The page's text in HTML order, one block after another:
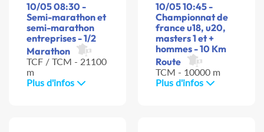
10/05 08:30 -
Semi-marathon et
semi-marathon
entreprises - 1/2
Marathon
TCF / TCM - 21100
m
Plus d'infos
10/05 10:45 -
Championnat de
france u18, u20,
masters 1 et +
hommes - 10 Km
Route
TCM - 10000 m
Plus d'infos